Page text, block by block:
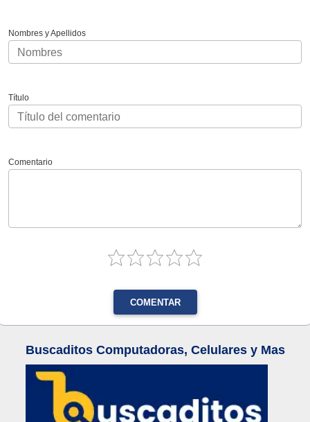
Nombres y Apellidos
Título
Comentario
COMENTAR
Buscaditos Computadoras, Celulares y Mas